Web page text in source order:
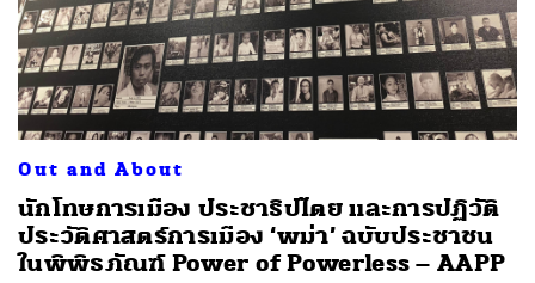
Out and About
นักโทษการเมือง ประชาธิปไตย และการปฏิวัติ
ประวัติศาสตร์การเมือง ‘พม่า’ ฉบับประชาชน
ในพิพิธภัณฑ์ Power of Powerless – AAPP